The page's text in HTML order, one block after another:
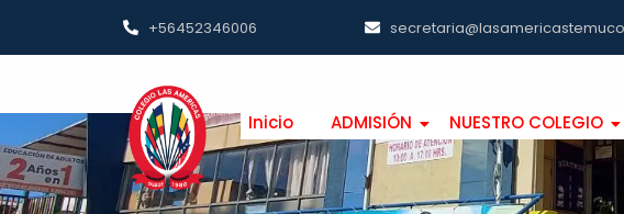
+56452346006
Inicio ADMISIÓN NUESTRO COLEGIO